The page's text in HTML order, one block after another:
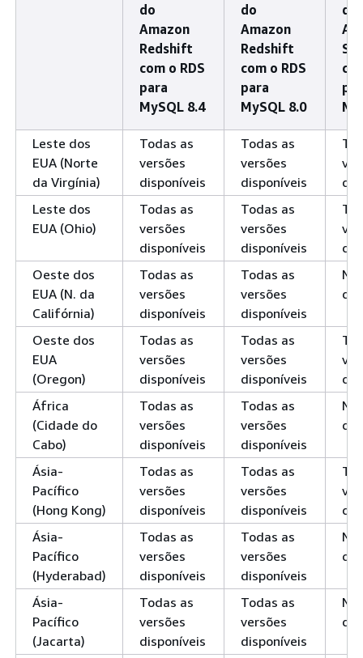
do
Amazon
Redshift
com o RDS
para
MySQL 8.4
do
Amazon
Redshift
com o RDS
para
MySQL 8.0
do
Leste dos
EUA (Norte
da Virgínia)
Todas as
versões
disponíveis
Todas as
versões
disponíveis
Leste dos
EUA (Ohio)
Todas as
versões
disponíveis
Todas as
versões
disponíveis
Oeste dos
EUA (N. da
Califórnia)
Todas as
versões
disponíveis
Todas as
versões
disponíveis
Oeste dos
EUA
(Oregon)
Todas as
versões
disponíveis
Todas as
versões
disponíveis
África
(Cidade do
Cabo)
Todas as
versões
disponíveis
Todas as
versões
disponíveis
Ásia-
Pacífico
(Hong Kong)
Todas as
versões
disponíveis
Todas as
versões
disponíveis
Ásia-
Pacífico
(Hyderabad)
Todas as
versões
disponíveis
Todas as
versões
disponíveis
Ásia-
Pacífico
(Jacarta)
Todas as
versões
disponíveis
Todas as
versões
disponíveis